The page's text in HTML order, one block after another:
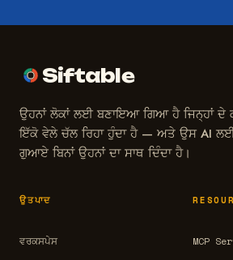
Siftable
ਉਹਨਾਂ ਲੋਕਾਂ ਲਈ ਬਣਾਇਆ ਗਿਆ ਹੈ ਜਿਨ੍ਹਾਂ ਦੇ
ਇੱਕੋ ਵੇਲੇ ਚੱਲ ਰਿਹਾ ਹੁੰਦਾ ਹੈ — ਅਤੇ ਉਸ AI ਲਈ
ਗੁਆਏ ਬਿਨਾਂ ਉਹਨਾਂ ਦਾ ਸਾਥ ਦਿੰਦਾ ਹੈ।
ਉਤਪਾਦ
ਵਰਕਸਪੇਸ MCP